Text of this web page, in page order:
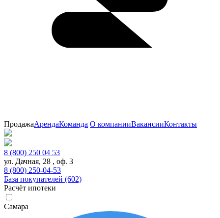
ПродажаАрендаКоманда О компанииВакансииКонтакты
8 (800) 250 04 53
ул. Дачная, 28 , оф. 3
8 (800) 250-04-53
База покупателей (602)
Расчёт ипотеки
Самара